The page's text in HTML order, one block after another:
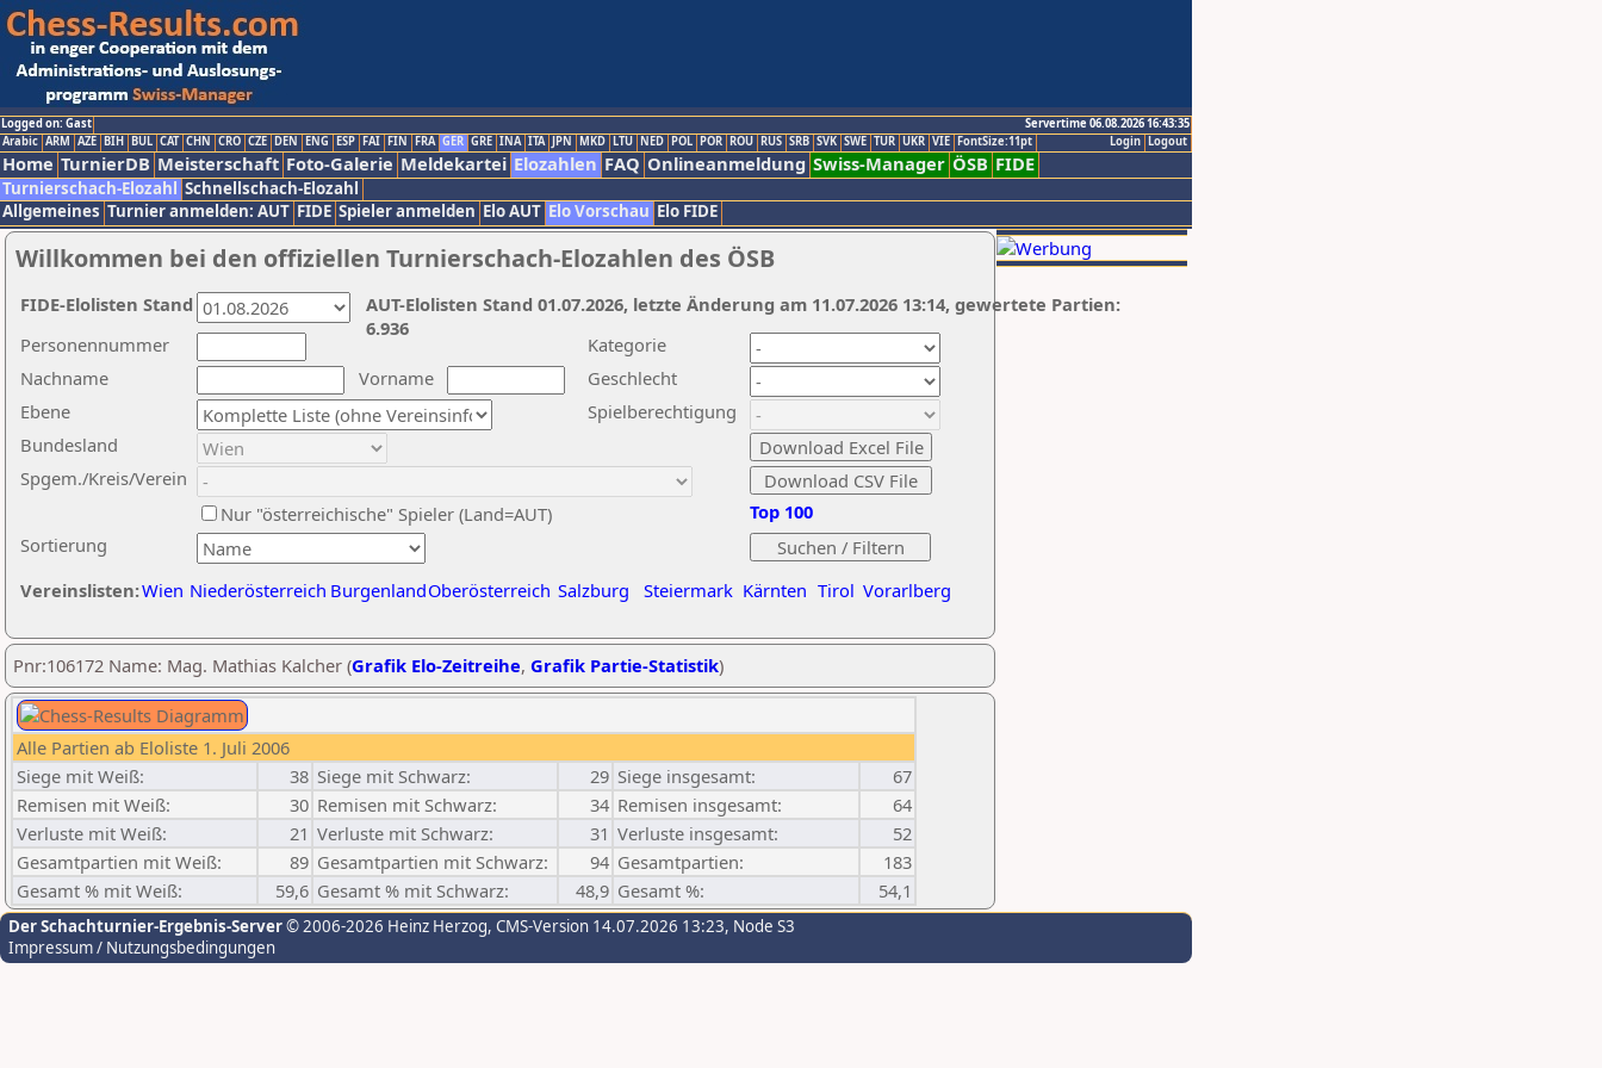
Logged on: Gast
Servertime 06.08.2026 16:43:35
Logout
Login
Arabic ARM AZE BIH BUL CAT CHN CRO CZE DEN ENG ESP FAI FIN FRA GER GRE INA ITA JPN MKD LTU NED POL POR ROU RUS SRB SVK SWE TUR UKR VIE FontSize:11pt
Home TurnierDB Meisterschaft Foto-Galerie Meldekartei Elozahlen FAQ Onlineanmeldung Swiss-Manager ÖSB FIDE
Turnierschach-Elozahl Schnellschach-Elozahl
Allgemeines Turnier anmelden: AUT FIDE Spieler anmelden Elo AUT Elo Vorschau Elo FIDE
Willkommen bei den offiziellen Turnierschach-Elozahlen des ÖSB
Nachname
Vorname
Ebene
Kategorie
Sortierung
Personennummer
Bundesland
Spgem./Kreis/Verein
Geschlecht
Nur "österreichische" Spieler (Land=AUT)
Spielberechtigung
Vereinslisten:Wien Niederösterreich BurgenlandOberösterreich Salzburg Steiermark Kärnten Tirol Vorarlberg
Top 100
AUT-Elolisten Stand 01.07.2026, letzte Änderung am 11.07.2026 13:14, gewertete Partien:
6.936
FIDE-Elolisten Stand
Pnr:106172 Name: Mag. Mathias Kalcher (Grafik Elo-Zeitreihe, Grafik Partie-Statistik)
Alle Partien ab Eloliste 1. Juli 2006
Siege mit Weiß:
38 Siege mit Schwarz: 29 Siege insgesamt:
67
Remisen mit Weiß:
30 Remisen mit Schwarz: 34 Remisen insgesamt:
64
Verluste mit Weiß:
21 Verluste mit Schwarz: 31 Verluste insgesamt:
52
Gesamtpartien mit Weiß:
89 Gesamtpartien mit Schwarz: 94 Gesamtpartien:
183
Gesamt % mit Weiß:
59,6 Gesamt % mit Schwarz: 48,9 Gesamt %: 54,1
Der Schachturnier-Ergebnis-Server© 2006-2026 Heinz Herzog, CMS-Version 14.07.2026 13:23, Node S3
Impressum / Nutzungsbedingungen